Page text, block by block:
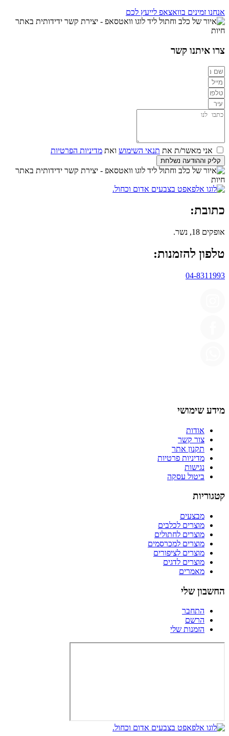
אנחנו זמינים בוואצאפ לייעץ לכם
צרו איתנו קשר
אני מאשר/ת את תנאי השימוש ואת מדיניות הפרטיות
קליק וההודעה נשלחת
כתובת:
אופקים 18, נשר.
טלפון להזמנות:
04-8311993
מידע שימושי
אודות
צור קשר
תקנון אתר
מדיניות פרטיות
נגישות
ביטול עסקה
קטגוריות
מבצעים
מוצרים לכלבים
מוצרים לחתולים
מוצרים למכרסמים
מוצרים לציפורים
מוצרים לדגים
מאמרים
החשבון שלי
התחבר
הרשם
הזמנות שלי